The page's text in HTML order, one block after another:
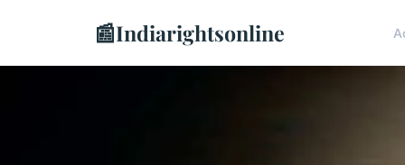
📰Indiarightsonline